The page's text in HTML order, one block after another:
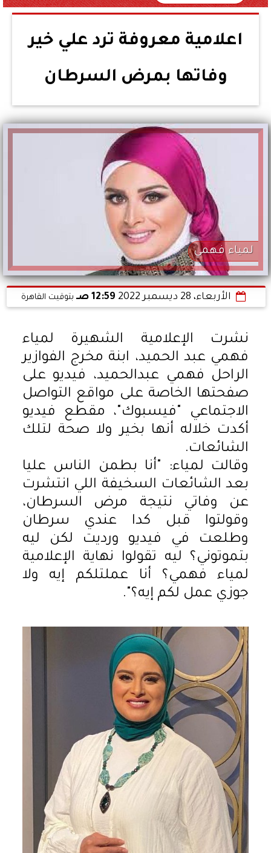
اعلامية معروفة ترد علي خير
وفاتها بمرض السرطان
لمياء فهمي
الأربعاء، 28 ديسمبر 2022 12:59 صـ بتوقيت القاهرة
نشرت الإعلامية الشهيرة لمياء
فهمي عبد الحميد، ابنة مخرج الفوازير
الراحل فهمي عبدالحميد، فيديو على
صفحتها الخاصة على مواقع التواصل
الاجتماعي "فيسبوك"، مقطع فيديو
أكدت خلاله أنها بخير ولا صحة لتلك
الشائعات.
وقالت لمياء: "أنا بطمن الناس عليا
بعد الشائعات السخيفة اللي انتشرت
عن وفاتي نتيجة مرض السرطان،
وقولتوا قبل كدا عندي سرطان
وطلعت في فيديو ورديت لكن ليه
بتموتوني؟ ليه تقولوا نهاية الإعلامية
لمياء فهمي؟ أنا عملتلكم إيه ولا
جوزي عمل لكم إيه؟".